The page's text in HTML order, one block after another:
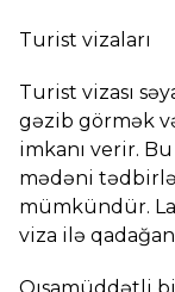
Turist vizaları
Turist vizası
gəzib görmək
imkanı verir.
mədəni
mümkündür.
viza ilə